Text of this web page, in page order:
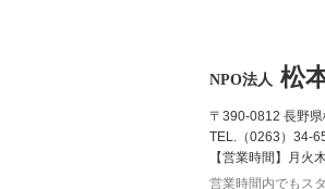
NPO法人 松
〒390-0812 長野
TEL.（0263）34-
【営業時間】月火
営業時間内でもス